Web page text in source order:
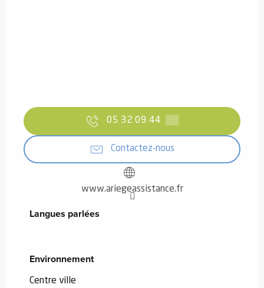
05 32 09 44 ▒▒
Contactez-nous
www.ariegeassistance.fr
Langues parlées
Langues parlées
Environnement
Environnement
Centre ville